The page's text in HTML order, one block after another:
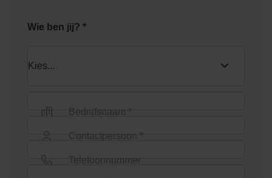
Wie ben jij? *
Bedrijfsnaam *
Contactpersoon *
Telefoonnummer